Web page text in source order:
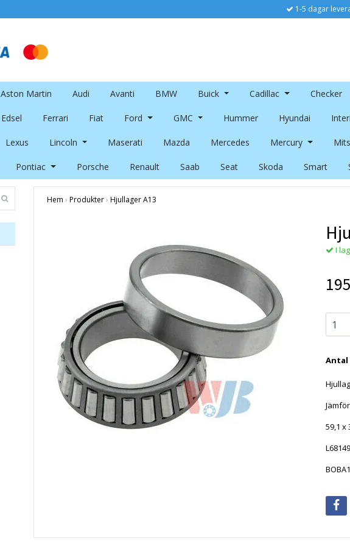
1-5 dagar
Aston Martin Audi Avanti BMW Buick Cadillac Checker
Edsel Ferrari Fiat Ford GMC Hummer Hyundai
Lexus Lincoln Maserati Mazda Mercedes Mercury
Pontiac Porsche Renault Saab Seat Skoda Smart
Hem › Produkter› Hjullager A13
I
Antal
59,1 x